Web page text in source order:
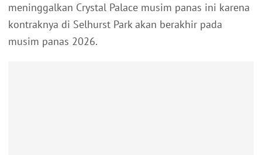
meninggalkan Crystal Palace musim panas ini karena
kontraknya di Selhurst Park akan berakhir pada
musim panas 2026.